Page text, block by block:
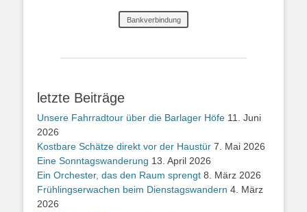
Bankverbindung
letzte Beiträge
Unsere Fahrradtour über die Barlager Höfe 11. Juni
2026
Kostbare Schätze direkt vor der Haustür 7. Mai 2026
Eine Sonntagswanderung 13. April 2026
Ein Orchester, das den Raum sprengt 8. März 2026
Frühlingserwachen beim Dienstagswandern 4. März
2026